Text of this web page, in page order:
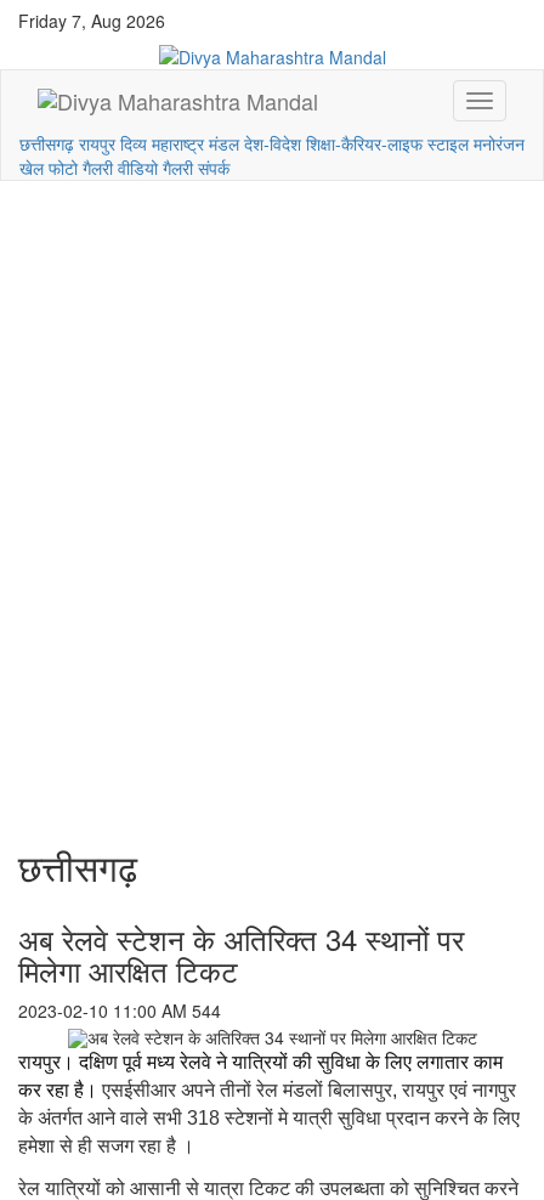
Friday 7, Aug 2026
छत्तीसगढ़ रायपुर दिव्य महाराष्ट्र मंडल देश-विदेश शिक्षा-कैरियर-लाइफ स्टाइल मनोरंजन
खेल फोटो गैलरी वीडियो गैलरी संपर्क
छत्तीसगढ़
अब रेलवे स्टेशन के अतिरिक्त 34 स्थानों पर
मिलेगा आरक्षित टिकट
2023-02-10 11:00 AM 544
रायपुर। दक्षिण पूर्व मध्य रेलवे ने यात्रियों की सुविधा के लिए लगातार काम
कर रहा है।एसईसीआर अपने तीनों रेल मंडलों बिलासपुर,रायपुर एवं नागपुर
के अंतर्गत आने वाले सभी 318स्टेशनों मे यात्री सुविधा प्रदान करने के लिए
हमेशा से ही सजग रहा है ।
रेल यात्रियों को आसानी से यात्रा टिकट की उपलब्धता को सुनिश्चित करने